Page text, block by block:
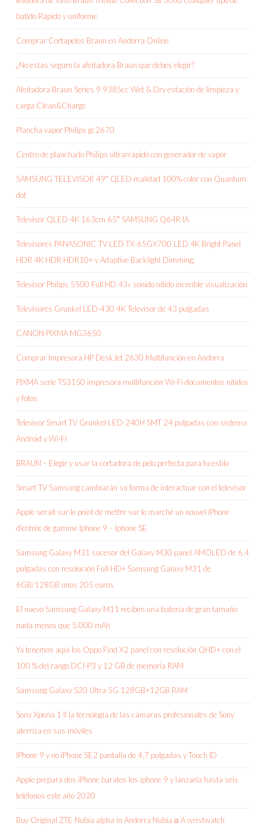
batido Rápido y uniforme
Comprar Cortapelos Braun en Andorra Online
¿No estás seguro la afeitadora Braun que debes elegir?
Afeitadora Braun Series 9 9385cc Wet & Dry estación de limpieza y
carga Clean&Charge
Plancha vapor Philips gc2670
Centro de planchado Philips ultrarrápido con generador de vapor
SAMSUNG TELEVISOR 49″ QLED realidad 100% color con Quantum
dot
Televisor QLED 4K 163cm 65″ SAMSUNG Q64R IA
Televisores PANASONIC TV LED TX-65GX700 LED 4K Bright Panel
HDR 4K HDR HDR10+ y Adaptive Backlight Dimming,
Televisor Philips 5500 Full HD 43» sonido nítido increíble visualización
Televisores Grunkel LED-430 4K Televisor de 43 pulgadas
CANON PIXMA MG3650
Comprar Impresora HP DeskJet 2630 Multifunción en Andorra
PIXMA serie TS3150 impresora multifunción Wi-Fi documentos nítidos
y fotos
Televisor Smart TV Grunkel LED-240H SMT 24 pulgadas con sistema
Android y Wi-Fi
BRAUN – Elegir y usar la cortadora de pelo perfecta para tu estilo
Smart TV Samsung cambiarán su forma de interactuar con el televisor
Apple serait sur le point de mettre sur le marché un nouvel iPhone
d’entrée de gamme Iphone 9 – Iphone SE
Samsung Galaxy M31 sucesor del Galaxy M30 panel AMOLED de 6,4
pulgadas con resolución Full HD+ Samsung Galaxy M31 de
6GB/128GB unos 205 euros
El nuevo Samsung Galaxy M11 reciben una batería de gran tamaño
nada menos que 5.000 mAh
Ya tenemos aquí los Oppo Find X2 panel con resolución QHD+ con el
100 % del rango DCI-P3 y 12 GB de memoria RAM
Samsung Galaxy S20 Ultra 5G 128GB+12GB RAM
Sony Xperia 1 II la tecnología de las cámaras profesionales de Sony
aterriza en sus móviles
IPhone 9 y no iPhone SE2 pantalla de 4,7 pulgadas y Touch ID
Apple prepara dos iPhone baratos los iphone 9 y lanzaría hasta seis
teléfonos este año 2020
Buy Original ZTE Nubia alpha in Andorra Nubia α A wristwatch